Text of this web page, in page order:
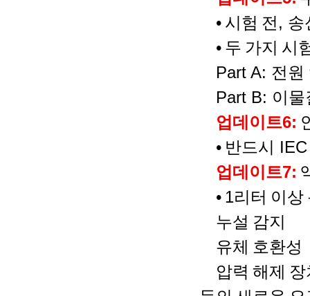
• 시험 전, 송
• 두 가지 시
Part A: 전원
Part B: 이물
업데이트6:
• 반드시
업데이트7:
• 1리터 이상
누설 감지
유체 호환성
압력 해제 장